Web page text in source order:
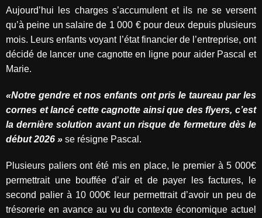
Aujourd’hui les charges s’accumulent et ils ne se versent
qu’à peine un salaire de 1 000 € pour deux depuis plusieurs
mois. Leurs enfants voyant l’état financier de l’entreprise, ont
décidé de lancer une cagnotte en ligne pour aider Pascal et
Marie.
«Notre gendre et nos enfants ont pris le taureau par les
cornes et lancé cette cagnotte ainsi que des flyers, c’est
la dernière solution avant un risque de fermeture dès le
début 2026 » se résigne Pascal.
Plusieurs paliers ont été mis en place, le premier à 5 000€
permettrait une bouffée d’air et de payer les factures, le
second palier à 10 000€ leur permettrait d’avoir un peu de
trésorerie en avance au vu du contexte économique actuel